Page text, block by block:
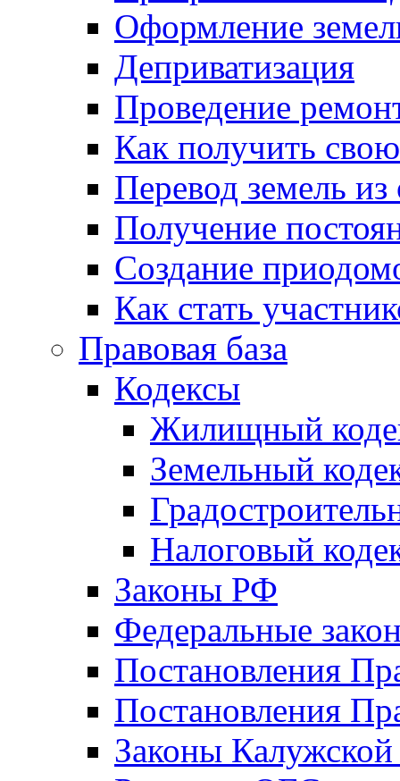
Оформление
Деприватизация
Проведение
Как получить
Перевод земель
Получение
Создание
Как стать
Правовая база
Кодексы
Жилищный
Земельный
Налоговый
Законы РФ
Федеральные
Постановления
Постановления
Законы Калужской